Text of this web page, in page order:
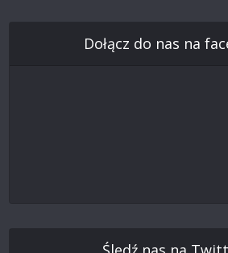
Dołącz do nas na